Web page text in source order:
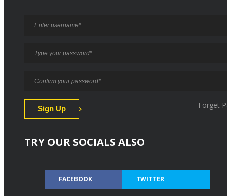
Forget
TRY OUR SOCIALS ALSO
FACEBOOK TWITTER